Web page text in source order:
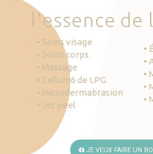
'essence de l
• Soins visage
• Soins corps
• Massage
• Cellum6 de LPG
• Microdermabrasion
• Jet peel
•
•
•
•
•
JE VEUX FAIRE UN